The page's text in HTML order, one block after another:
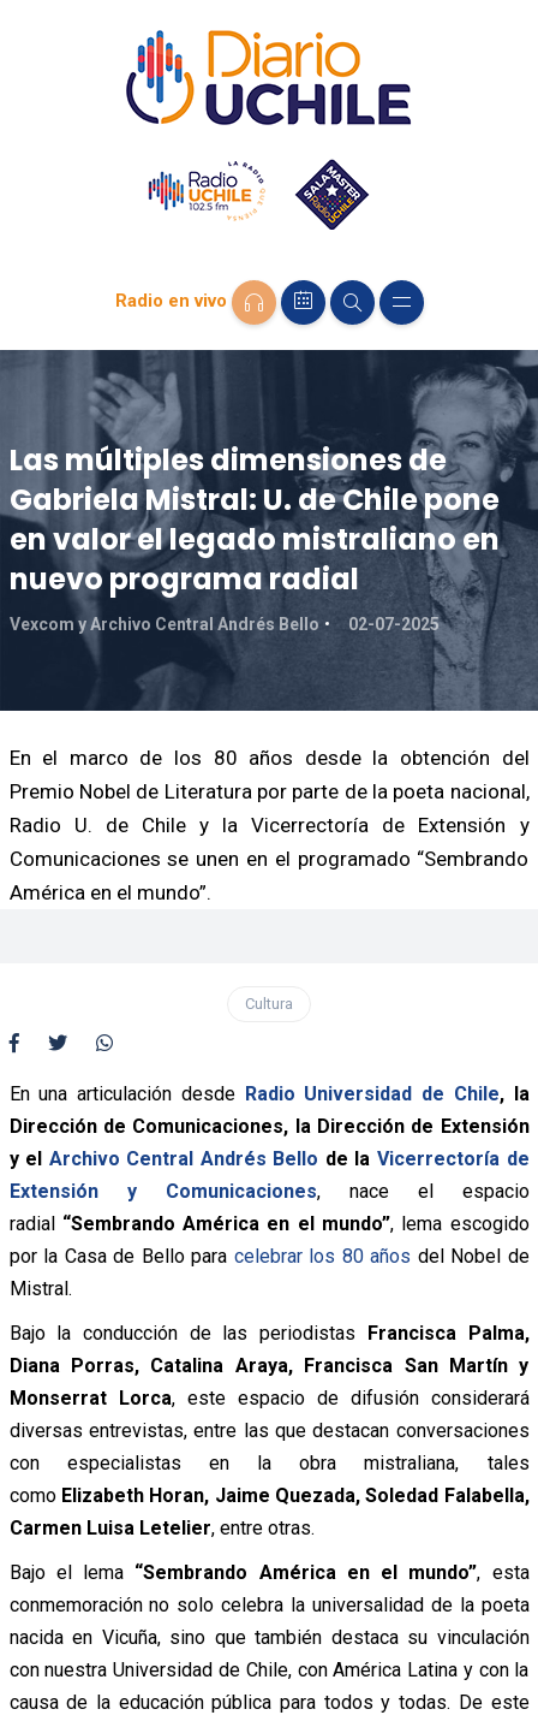
Radio en vivo
Las múltiples dimensiones de
Gabriela Mistral: U. de Chile pone
en valor el legado mistraliano en
nuevo programa radial
Vexcom y Archivo Central Andrés Bello 02-07-2025
En el marco de los 80 años desde la obtención del
Premio Nobel de Literatura por parte de la poeta nacional,
Radio U. de Chile y la Vicerrectoría de Extensión y
Comunicaciones se unen en el programado “Sembrando
América en el mundo”.
Cultura
En una articulación desde Radio Universidad de Chile, la
Dirección de Comunicaciones, la Dirección de Extensión
y el Archivo Central Andrés Bello de la Vicerrectoría de
Extensión y Comunicaciones, nace el espacio
radial “Sembrando América en el mundo”, lema escogido
por la Casa de Bello para celebrar los 80 años del Nobel de
Mistral.
Bajo la conducción de las periodistas Francisca Palma,
Diana Porras, Catalina Araya, Francisca San Martín y
Monserrat Lorca, este espacio de difusión considerará
diversas entrevistas, entre las que destacan conversaciones
con especialistas en la obra mistraliana, tales
como Elizabeth Horan, Jaime Quezada, Soledad Falabella,
Carmen Luisa Letelier, entre otras.
Bajo el lema “Sembrando América en el mundo”, esta
conmemoración no solo celebra la universalidad de la poeta
nacida en Vicuña, sino que también destaca su vinculación
con nuestra Universidad de Chile, con América Latina y con la
causa de la educación pública para todos y todas. De este